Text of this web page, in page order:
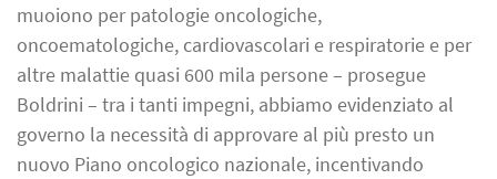
muoiono per patologie oncologiche,
oncoematologiche, cardiovascolari e respiratorie e per
altre malattie quasi 600 mila persone – prosegue
Boldrini – tra i tanti impegni, abbiamo evidenziato al
governo la necessità di approvare al più presto un
nuovo Piano oncologico nazionale, incentivando